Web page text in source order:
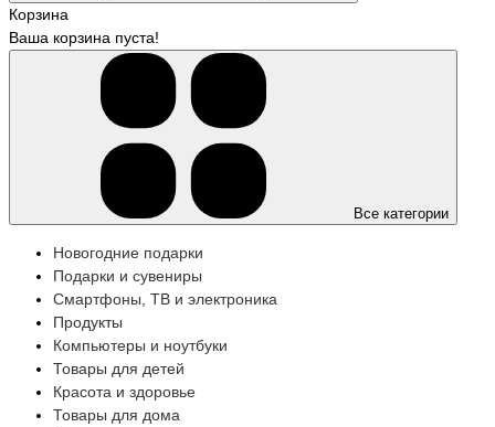
Корзина
Ваша корзина пуста!
Все категории
Новогодние подарки
Подарки и сувениры
Смартфоны, ТВ и электроника
Продукты
Компьютеры и ноутбуки
Товары для детей
Красота и здоровье
Товары для дома